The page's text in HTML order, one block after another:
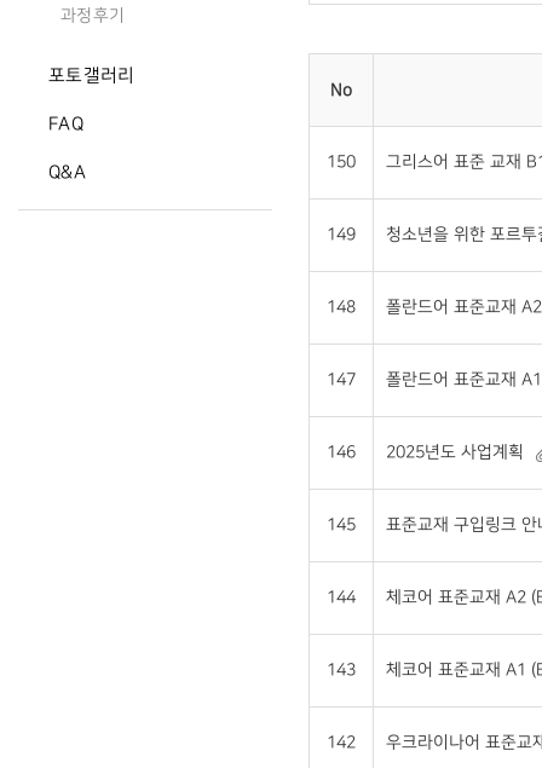
과정후기
포토갤러리
FAQ
Q&A
No
150 그리스어 표준 교재
149 청소년을 위한 포르
148 폴란드어 표준교재
147 폴란드어 표준교재
146 2025년도 사업계획
145 표준교재 구입링크 안
144 체코어 표준교재 A2
143 체코어 표준교재 A1
142 우크라이나어 표준교